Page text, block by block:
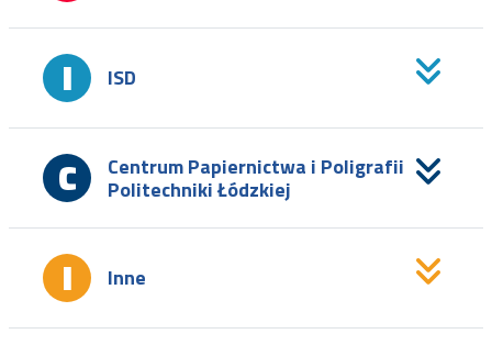
ISD
Centrum Papiernictwa i Poligrafii
Politechniki Łódzkiej
Inne